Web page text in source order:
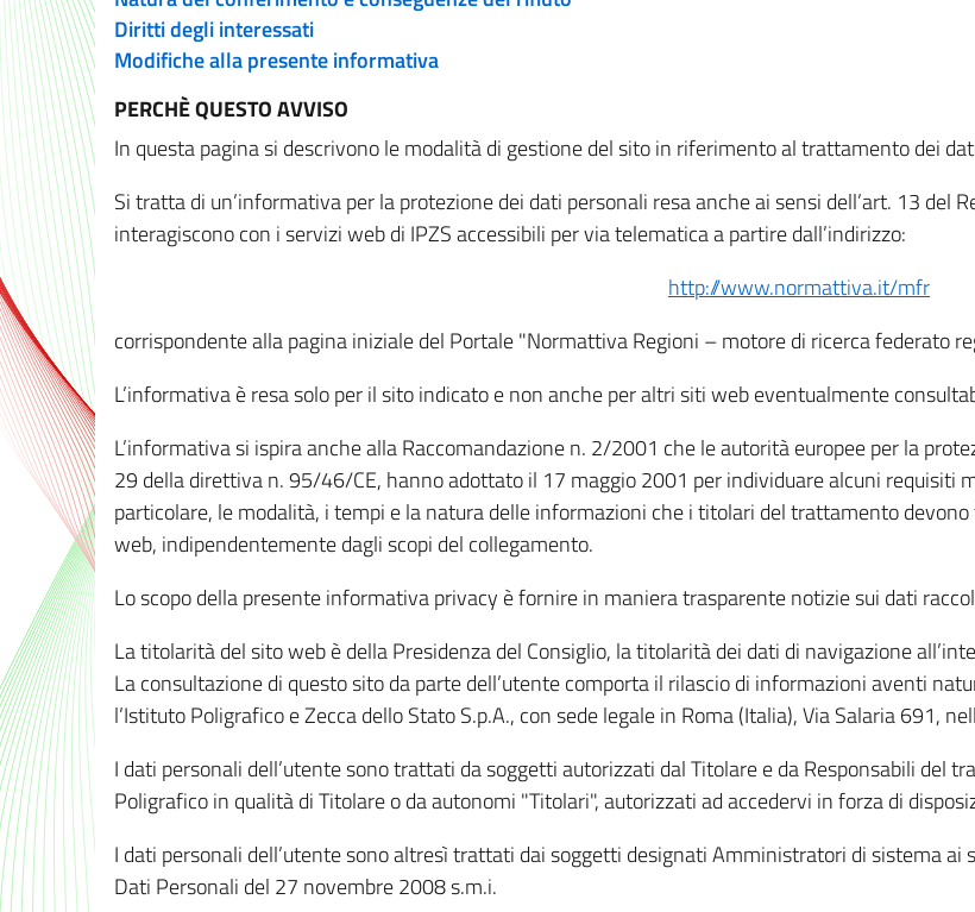
Diritti degli interessati
Modifiche alla presente informativa
PERCHÈ QUESTO AVVISO
In questa pagina si descrivono le modalità di gestione del sito in riferimento al trattamento dei
Si tratta di un’informativa per la protezione dei dati personali resa anche ai sensi dell’art. 13 del
interagiscono con i servizi web di IPZS accessibili per via telematica a partire dall’indirizzo:
http://www.normattiva.it/mfr
corrispondente alla pagina iniziale del Portale "Normattiva Regioni – motore di ricerca federato
L’informativa è resa solo per il sito indicato e non anche per altri siti web eventualmente
L’informativa si ispira anche alla Raccomandazione n. 2/2001 che le autorità europee per la
29 della direttiva n. 95/46/CE, hanno adottato il 17 maggio 2001 per individuare alcuni requisiti
particolare, le modalità, i tempi e la natura delle informazioni che i titolari del trattamento
web, indipendentemente dagli scopi del collegamento.
Lo scopo della presente informativa privacy è fornire in maniera trasparente notizie sui dati
La titolarità del sito web è della Presidenza del Consiglio, la titolarità dei dati di navigazione
La consultazione di questo sito da parte dell’utente comporta il rilascio di informazioni aventi
l’Istituto Poligrafico e Zecca dello Stato S.p.A., con sede legale in Roma (Italia), Via Salaria 691,
I dati personali dell’utente sono trattati da soggetti autorizzati dal Titolare e da Responsabili del
Poligrafico in qualità di Titolare o da autonomi "Titolari", autorizzati ad accedervi in forza di
I dati personali dell’utente sono altresì trattati dai soggetti designati Amministratori di sistema
Dati Personali del 27 novembre 2008 s.m.i.